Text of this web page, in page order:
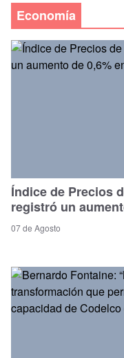
Economía
Índice de Precios
registró un
07 de Agosto